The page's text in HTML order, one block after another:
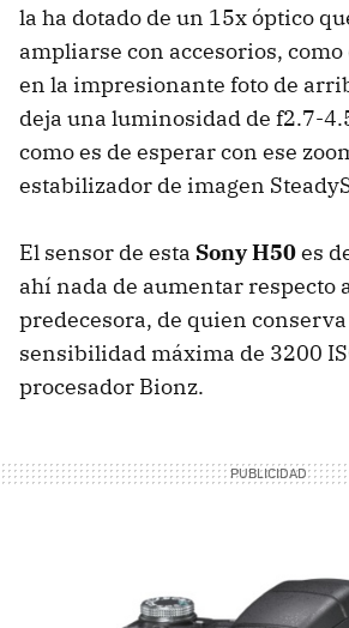
la ha dotado de un 15x óptico
ampliarse con accesorios,
en la impresionante foto de
deja una luminosidad de f2.7-
como es de esperar con ese
estabilizador de imagen
El sensor de esta Sony H50es
ahí nada de aumentar respecto
predecesora, de quien
sensibilidad máxima de 3200
procesador Bionz.